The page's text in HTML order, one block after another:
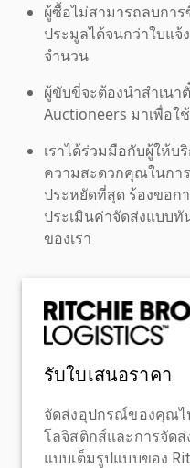
ผู้ซื้อไม่สามารถลบกา
ประมูลได้จนกว่าใบแจ้
จำนวน
ผู้ขับขี่จะต้องนำสำเนา
Auctioneers มาเพื่อใ
เราได้ร่วมมือกับผู้ให้บ
ความสะดวกคุณในกา
ประหยัดที่สุด ร้องขอก
ประเมินค่าจัดส่งแบบทั
ของเรา
รับใบเสนอราคา
จัดส่งอุปกรณ์ของคุณไ
โลจิสติกส์และการจัด
แบบเต็มรูปแบบของ